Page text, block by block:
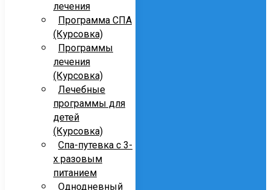
лечения
Программа СПА
(Курсовка)
Программы
лечения
(Курсовка)
Лечебные
программы для
детей
(Курсовка)
Спа-путевка с 3-
х разовым
питанием
Однодневный